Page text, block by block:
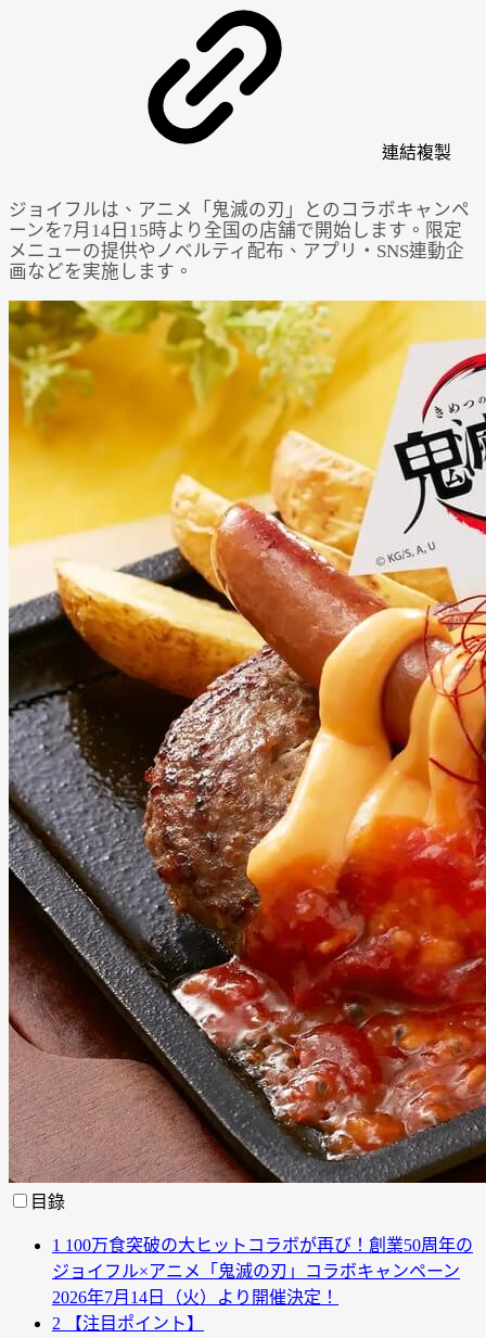
連結複製
Powered by GliaStudios
ジョイフルは、アニメ「鬼滅の刃」とのコラボキャンペ
ーンを7月14日15時より全国の店舗で開始します。限定
メニューの提供やノベルティ配布、アプリ・SNS連動企
画などを実施します。
目錄
1 100万食突破の大ヒットコラボが再び！創業50周年の
ジョイフル×アニメ「鬼滅の刃」コラボキャンペーン
2026年7月14日（火）より開催決定！
2 【注目ポイント】